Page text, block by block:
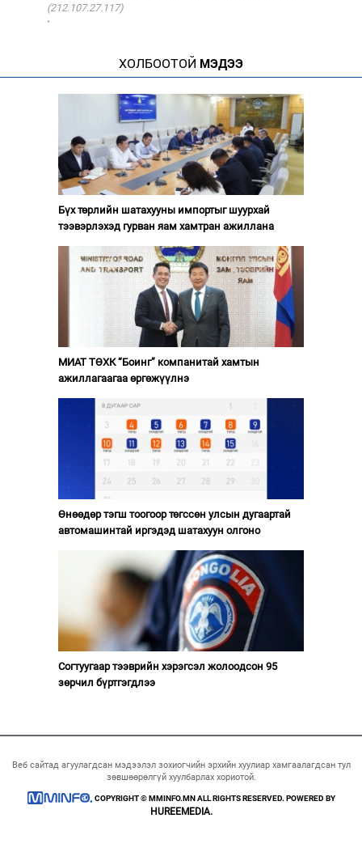
(212.107.27.117)
·
ХОЛБООТОЙ МЭДЭЭ
Бүх төрлийн шатахууны импортыг шуурхай
тээвэрлэхэд гурван яам хамтран ажиллана
МИАТ ТӨХК “Боинг” компанитай хамтын
ажиллагаагаа өргөжүүлнэ
Өнөөдөр тэгш тоогоор төгссөн улсын дугаартай
автомашинтай иргэдэд шатахуун олгоно
Согтуугаар тээврийн хэрэгсэл жолоодсон 95
зөрчил бүртгэгдлээ
Веб сайтад агуулагдсан мэдээлэл зохиогчийн эрхийн хуулиар хамгаалагдсан тул
зөвшөөрөлгүй хуулбарлах хориотой.
COPYRIGHT © MMINFO.MN ALL RIGHTS RESERVED. POWERED BY
HUREEMEDIA.